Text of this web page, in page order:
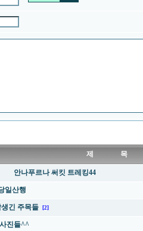
제 목
안나푸르나 써킷 트레킹44
일산행
긴 주목들 [2]
진들^^